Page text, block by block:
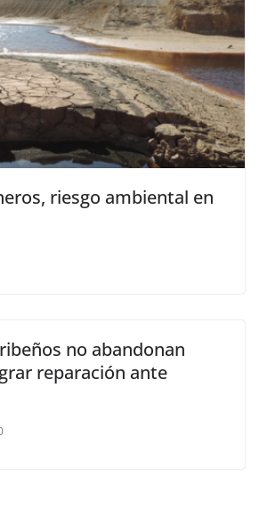
riesgo ambiental en
no abandonan
reparación ante